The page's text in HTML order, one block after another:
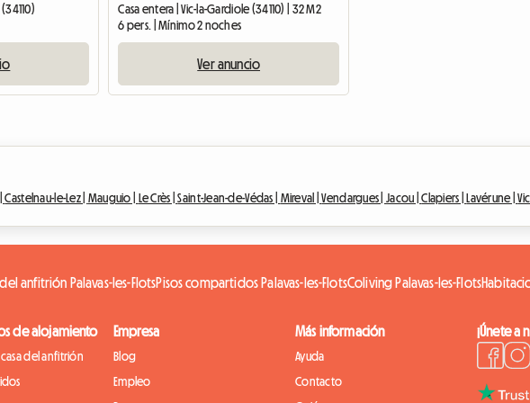
Casa entera | Vic-la-Gardiole (34110) | 32 M2
6 pers. | Mínimo 2 noches
Ver anuncio
|Castelnau-le-Lez | Mauguio | Le Crès |Saint-Jean-de-Védas | Mireval |Vendargues |Jacou |Clapiers | Lavérune |
anfitrión Palavas-les-FlotsPisos compartidos Palavas-les-FlotsColiving Palavas-les-Flots
de alojamiento
del anfitrión
Empresa
Blog
Empleo
Más información
Ayuda
Contacto
¡Únete a